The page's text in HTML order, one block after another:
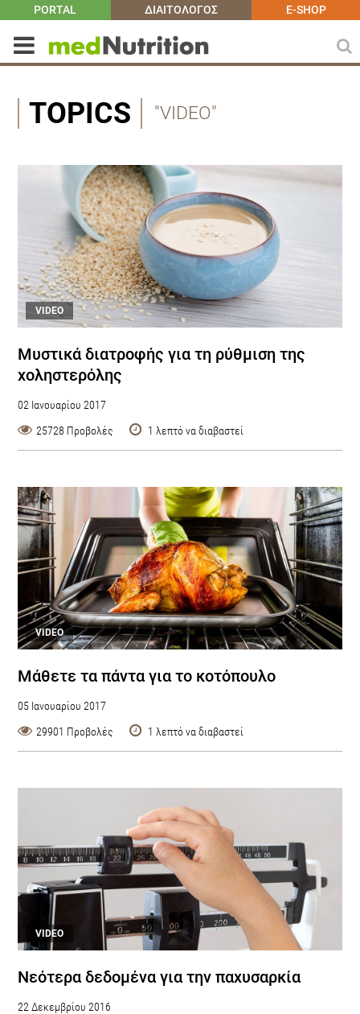
PORTAL ΔΙΑΙΤΟΛΟΓΟΣ E-SHOP
TOPICS "VIDEO"
VIDEO
Μυστικά διατροφής για τη ρύθμιση της
χοληστερόλης
02 Ιανουαρίου 2017
25728 Προβολές
1 λεπτό να διαβαστεί
VIDEO
Μάθετε τα πάντα για το κοτόπουλο
05 Ιανουαρίου 2017
29901 Προβολές
1 λεπτό να διαβαστεί
VIDEO
Νεότερα δεδομένα για την παχυσαρκία
22 Δεκεμβρίου 2016